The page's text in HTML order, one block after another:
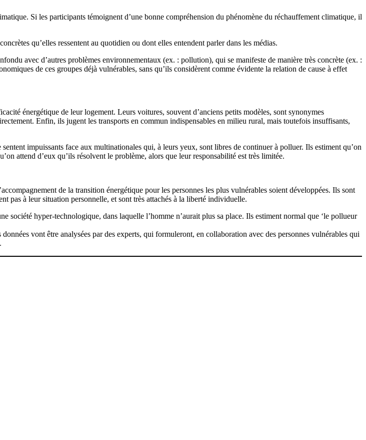
Si les participants témoignent d’une bonne compréhension du phénomène du réchauffement climatique, il
qu’elles ressentent au quotidien ou dont elles entendent parler dans les médias.
avec d’autres problèmes environnementaux (ex. : pollution), qui se manifeste de manière très concrète (ex. :
de ces groupes déjà vulnérables, sans qu’ils considèrent comme évidente la relation de cause à effet
énergétique de leur logement. Leurs voitures, souvent d’anciens petits modèles, sont synonymes
Enfin, ils jugent les transports en commun indispensables en milieu rural, mais toutefois insuffisants,
impuissants face aux multinationales qui, à leurs yeux, sont libres de continuer à polluer. Ils estiment qu’on
attend d’eux qu’ils résolvent le problème, alors que leur responsabilité est très limitée.
de la transition énergétique pour les personnes les plus vulnérables soient développées. Ils sont
pas à leur situation personnelle, et sont très attachés à la liberté individuelle.
société hyper-technologique, dans laquelle l’homme n’aurait plus sa place. Ils estiment normal que ‘le pollueur
données vont être analysées par des experts, qui formuleront, en collaboration avec des personnes vulnérables qui